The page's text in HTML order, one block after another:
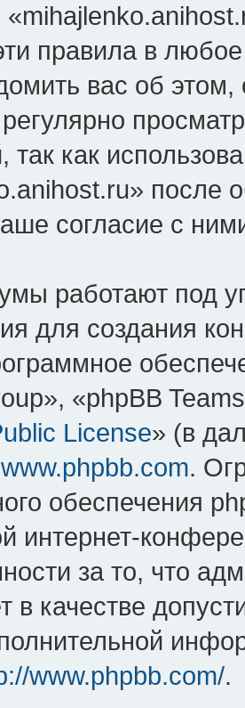
правила в
вас об
так как
после
согласие с
работают под
для создания
«phpBB
License» (в
www.phpbb.com.
обеспечения
интернет-
за то, что
в качестве
www.phpbb.com/.